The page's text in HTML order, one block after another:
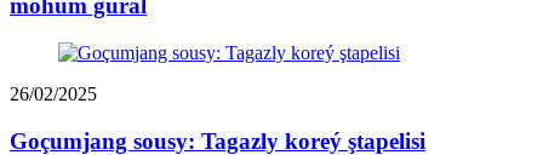
möhüm gural
26/02/2025
Goçumjang sousy: Tagazly koreý ştapelisi